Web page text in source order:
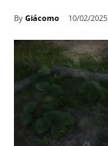
By Giácomo 10/02/2025